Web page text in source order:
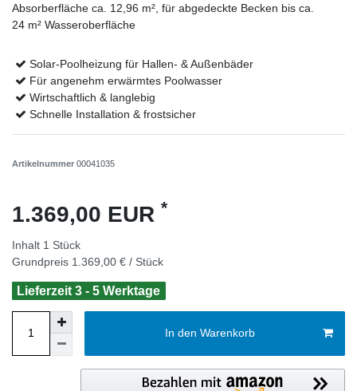
Absorberfläche ca. 12,96 m², für abgedeckte Becken bis ca.
24 m² Wasseroberfläche
Solar-Poolheizung für Hallen- & Außenbäder
Für angenehm erwärmtes Poolwasser
Wirtschaftlich & langlebig
Schnelle Installation & frostsicher
Artikelnummer 00041035
1.369,00 EUR *
Inhalt 1 Stück
Grundpreis 1.369,00 € / Stück
Lieferzeit 3 - 5 Werktage
In den Warenkorb